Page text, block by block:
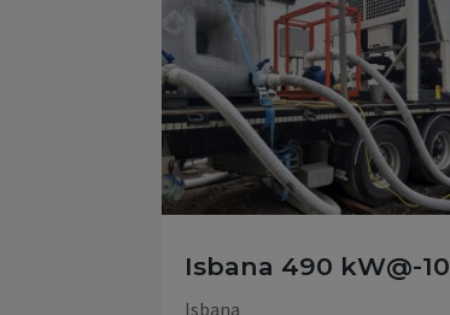
Isbana 490 kW@-10
Isbana